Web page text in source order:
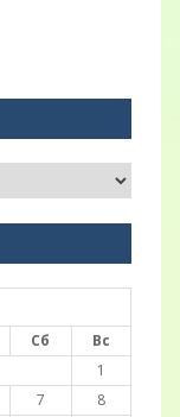
Сб
Вс
1
7
8